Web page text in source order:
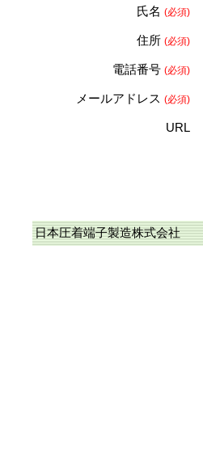
氏名 (必須)
住所 (必須)
電話番号 (必須)
メールアドレス (必須)
URL
日本圧着端子製造株式会社